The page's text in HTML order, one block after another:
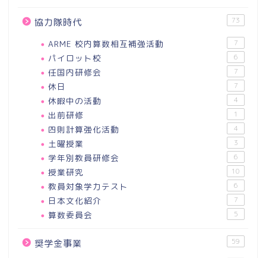
協力隊時代 73
ARME 校内算数相互補強活動 7
パイロット校 6
任国内研修会 7
休日 7
休暇中の活動 4
出前研修 1
四則計算強化活動 4
土曜授業 3
学年別教員研修会 6
授業研究 10
教員対象学力テスト 6
日本文化紹介 7
算数委員会 5
奨学金事業 59